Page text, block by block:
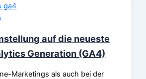
auf die neueste
Generation (GA4)
Marketings als auch bei der